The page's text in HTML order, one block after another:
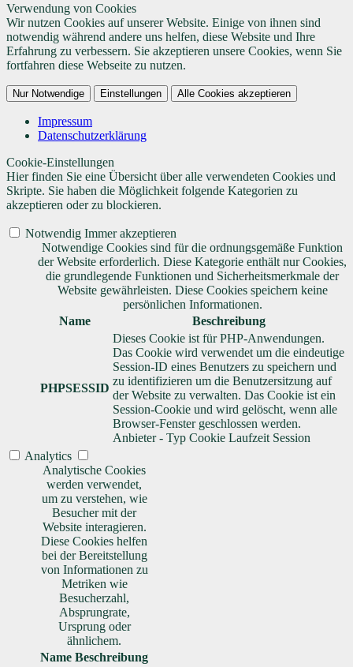
Verwendung von Cookies
Wir nutzen Cookies auf unserer Website. Einige von ihnen sind
notwendig während andere uns helfen, diese Website und Ihre
Erfahrung zu verbessern. Sie akzeptieren unsere Cookies, wenn Sie
fortfahren diese Webseite zu nutzen.
Nur Notwendige Einstellungen Alle Cookies akzeptieren
Impressum
Datenschutzerklärung
Cookie-Einstellungen
Hier finden Sie eine Übersicht über alle verwendeten Cookies und
Skripte. Sie haben die Möglichkeit folgende Kategorien zu
akzeptieren oder zu blockieren.
Notwendig Immer akzeptieren
Notwendige Cookies sind für die ordnungsgemäße Funktion
der Website erforderlich. Diese Kategorie enthält nur Cookies,
die grundlegende Funktionen und Sicherheitsmerkmale der
Website gewährleisten. Diese Cookies speichern keine
persönlichen Informationen.
Name
Beschreibung
PHPSESSID
Dieses Cookie ist für PHP-Anwendungen.
Das Cookie wird verwendet um die eindeutige
Session-ID eines Benutzers zu speichern und
zu identifizieren um die Benutzersitzung auf
der Website zu verwalten. Das Cookie ist ein
Session-Cookie und wird gelöscht, wenn alle
Browser-Fenster geschlossen werden.
Anbieter - Typ Cookie Laufzeit Session
Analytics
Analytische Cookies
werden verwendet,
um zu verstehen, wie
Besucher mit der
Website interagieren.
Diese Cookies helfen
bei der Bereitstellung
von Informationen zu
Metriken wie
Besucherzahl,
Absprungrate,
Ursprung oder
ähnlichem.
Name Beschreibung